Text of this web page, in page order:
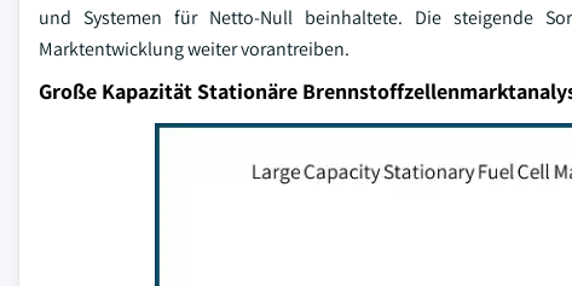
und Systemen für Netto-Null beinhaltete. Die steigende
Marktentwicklung weiter vorantreiben.
Große Kapazität Stationäre